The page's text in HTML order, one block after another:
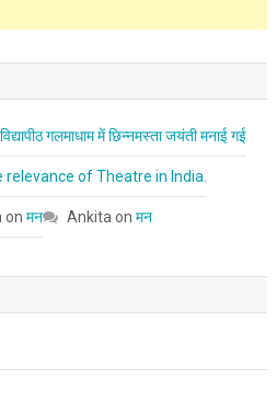
विद्यापीठ गलमाधाम में छिन्नमस्ता जयंती मनाई गई
of Theatre in India.
on मन Ankita on मन